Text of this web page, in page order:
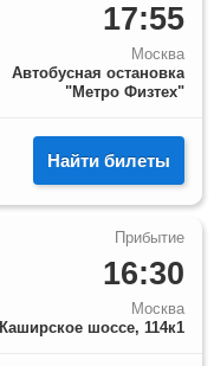
17:55
Москва
Автобусная остановка
"Метро Физтех"
Найти билеты
16:30
Москва
Каширское шоссе, 114к1